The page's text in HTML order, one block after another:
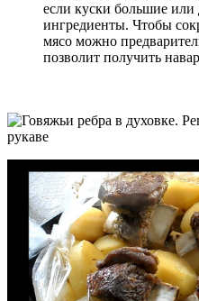
если куски большие
ингредиенты. Чтобы
мясо можно
позволит получить